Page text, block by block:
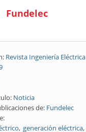
Fundelec
Revista Ingeniería Eléctrica
Noticia
de: Fundelec
generación eléctrica